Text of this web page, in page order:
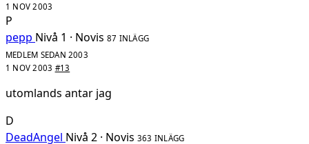
1 NOV 2003
P
pepp Nivå 1 · Novis 87 INLÄGG
MEDLEM SEDAN 2003
1 NOV 2003 #13
utomlands antar jag
D
DeadAngel Nivå 2 · Novis 363 INLÄGG